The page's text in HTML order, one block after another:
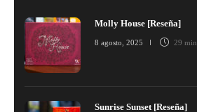
Molly House [Reseña]
8 agosto, 2025 29 min
Sunrise Sunset [Reseña]